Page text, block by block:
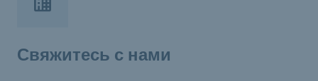
Свяжитесь с нами